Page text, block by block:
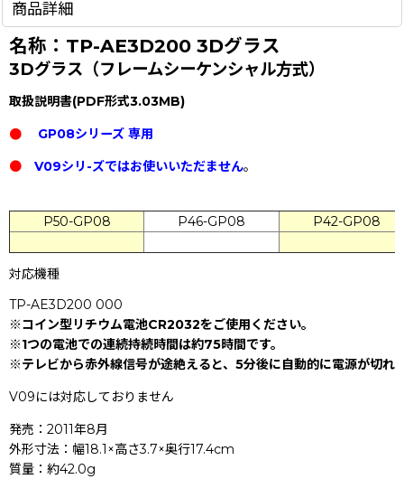
商品詳細
名称：TP-AE3D200 3Dグラス
3Dグラス（フレームシーケンシャル方式）
取扱説明書(PDF形式3.03MB)
● GP08シリーズ 専用
● V09シリ-ズではお使いいただません。
対応機種
P50-GP08 P46-GP08 P42-GP08
TP-AE3D200 000
※コイン型リチウム電池CR2032をご使用ください。
※1つの電池での連続持続時間は約75時間です。
※テレビから赤外線信号が途絶えると、5分後に自動的に電源が切れ
V09には対応しておりません
発売：2011年8月
外形寸法：幅18.1×高さ3.7×奥行17.4cm
質量：約42.0g